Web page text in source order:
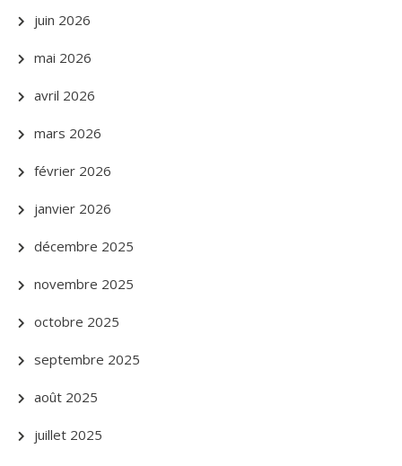
juin 2026
mai 2026
avril 2026
mars 2026
février 2026
janvier 2026
décembre 2025
novembre 2025
octobre 2025
septembre 2025
août 2025
juillet 2025